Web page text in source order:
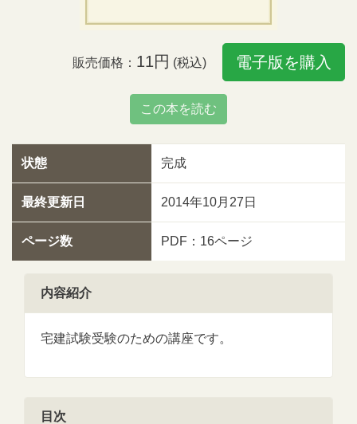
販売価格： 11円 (税込) 電子版を購入
この本を読む
状態 完成
最終更新日 2014年10月27日
ページ数 PDF：16ページ
内容紹介
宅建試験受験のための講座です。
目次